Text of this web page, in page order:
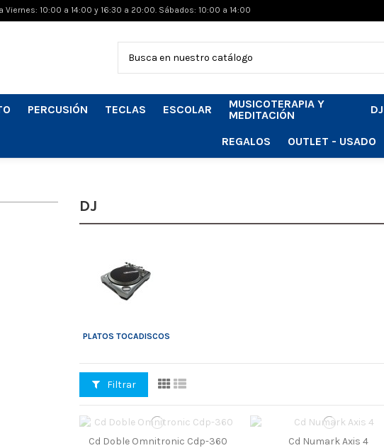
Viernes: 10:00 a 14:00 y 16:30 a 20:00. Sábados: 10:00 a 14:00
PERCUSIÓN TECLAS ESCOLAR
MUSICOTERAPIA Y
MEDITACIÓN
DJ
REGALOS OUTLET - USADO
DJ
PLATOS TOCADISCOS
Filtrar
Cd Doble Omnitronic Cdp-360
Cd Numark Axis 4